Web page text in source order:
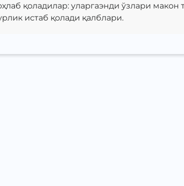
қоладилар: уларгаэнди ўзлари макон
истаб қолади қалблари.